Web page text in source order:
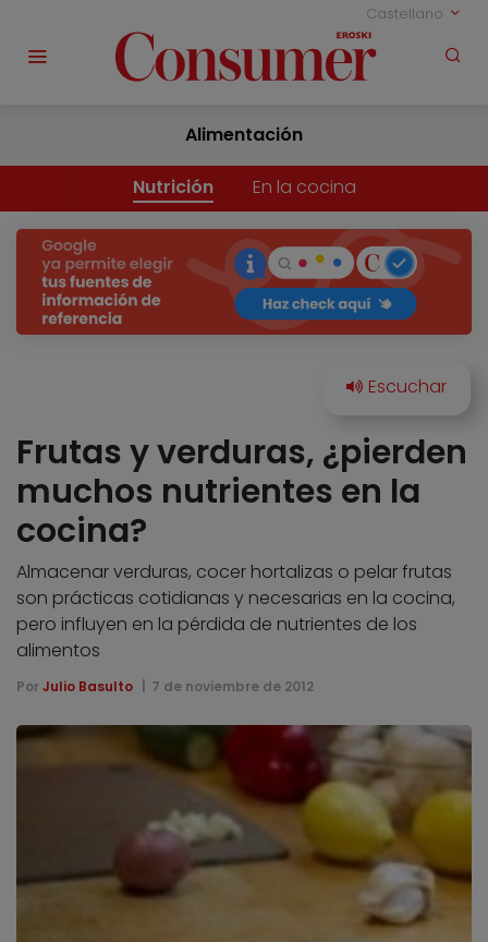
Castellano
Alimentación
Nutrición En la cocina
Frutas y verduras, ¿pierden
muchos nutrientes en la
cocina?
Almacenar verduras, cocer hortalizas o pelar frutas
son prácticas cotidianas y necesarias en la cocina,
pero influyen en la pérdida de nutrientes de los
alimentos
Por Julio Basulto 7 de noviembre de 2012